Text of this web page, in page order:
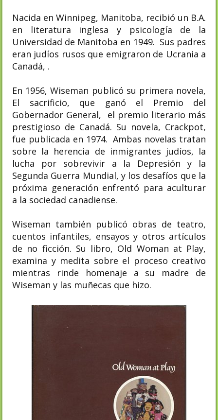
Nacida en Winnipeg, Manitoba, recibió un B.A.
en literatura inglesa y psicología de la
Universidad de Manitoba en 1949. Sus padres
eran judíos rusos que emigraron de Ucrania a
Canadá, .
En 1956, Wiseman publicó su primera novela,
El sacrificio, que ganó el Premio del
Gobernador General, el premio literario más
prestigioso de Canadá. Su novela, Crackpot,
fue publicada en 1974. Ambas novelas tratan
sobre la herencia de inmigrantes judíos, la
lucha por sobrevivir a la Depresión y la
Segunda Guerra Mundial, y los desafíos que la
próxima generación enfrentó para aculturar
a la sociedad canadiense.
Wiseman también publicó obras de teatro,
cuentos infantiles, ensayos y otros artículos
de no ficción. Su libro, Old Woman at Play,
examina y medita sobre el proceso creativo
mientras rinde homenaje a su madre de
Wiseman y las muñecas que hizo.